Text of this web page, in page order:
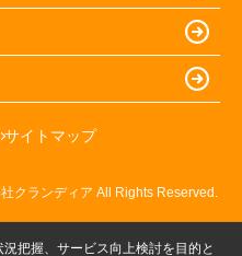
サイトマップ
クランディア All Rights Reserved.
把握、サービス向上検討を目的と